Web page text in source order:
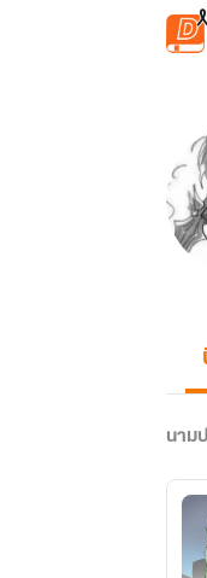
ข้ามไปยังเนื้อหาหลัก
นาม